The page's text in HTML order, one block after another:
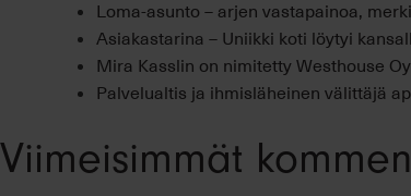
Loma-asunto – arjen vastapainoa,
Asiakastarina – Uniikki koti löytyi
Mira Kasslin on nimitetty Westhouse
Palvelualtis ja ihmisläheinen välittäjä
Viimeisimmät